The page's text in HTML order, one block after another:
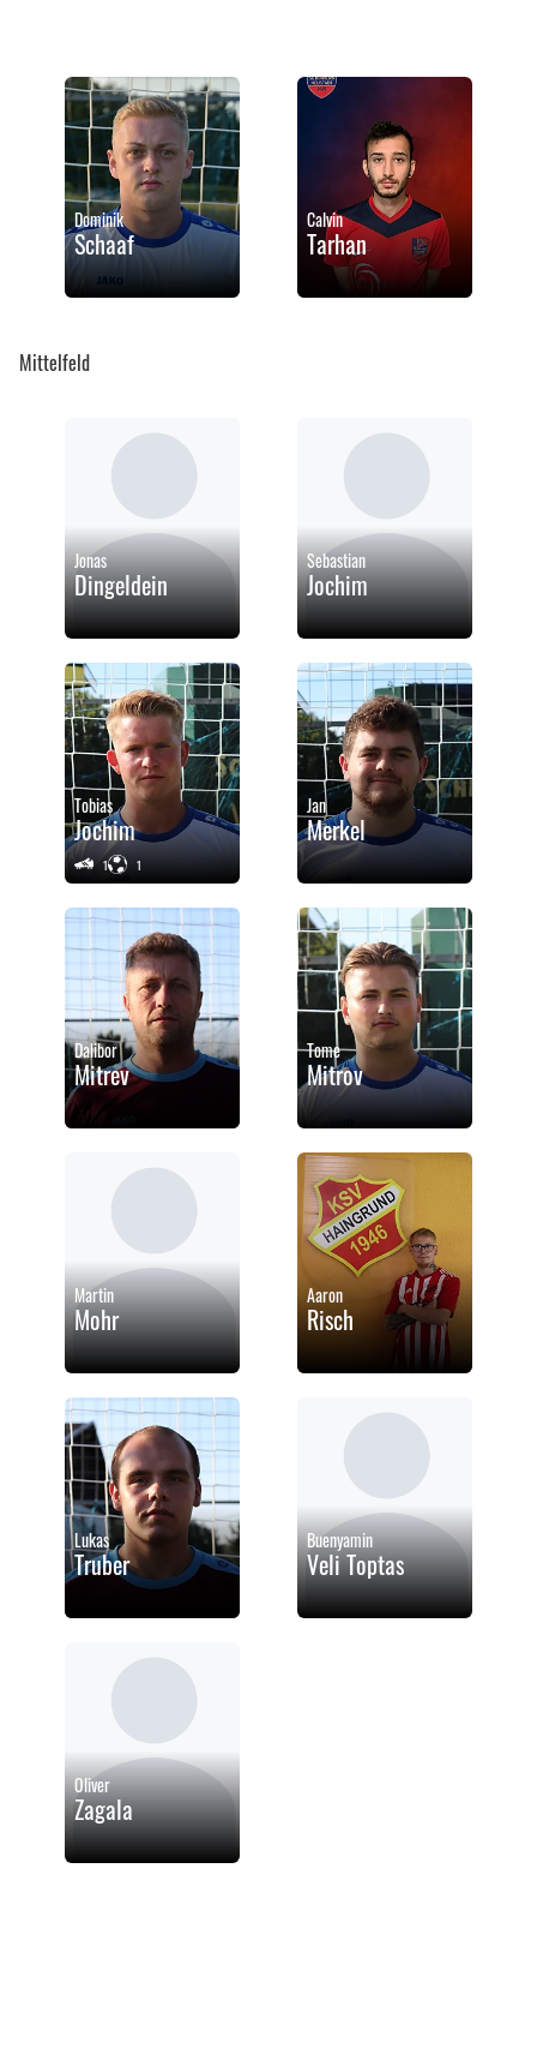
Dominik
Schaaf
Calvin
Tarhan
Mittelfeld
Jonas
Dingeldein
Sebastian
Jochim
Tobias
Jochim
1 1
Jan
Merkel
Dalibor
Mitrev
Tome
Mitrov
Martin
Mohr
Aaron
Risch
Lukas
Truber
Buenyamin
Veli Toptas
Oliver
Zagala